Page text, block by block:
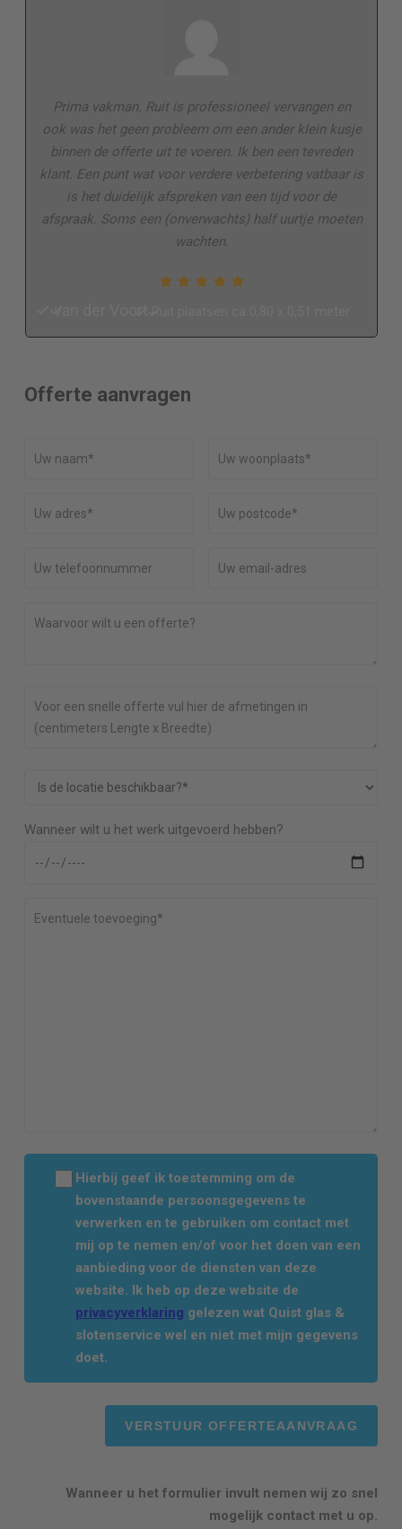
Prima vakman. Ruit is professioneel vervangen en
ook was het geen probleem om een ander klein kusje
binnen de offerte uit te voeren. Ik ben een tevreden
klant. Een punt wat voor verdere verbetering vatbaar is
is het duidelijk afspreken van een tijd voor de
afspraak. Soms een (onverwachts) half uurtje moeten
wachten.
Offerte aanvragen
Wanneer wilt u het werk uitgevoerd hebben?
Hierbij geef ik toestemming om de
bovenstaande persoonsgegevens te
verwerken en te gebruiken om contact met
mij op te nemen en/of voor het doen van een
aanbieding voor de diensten van deze
website. Ik heb op deze website de
privacyverklaring gelezen wat Quist glas &
slotenservice wel en niet met mijn gegevens
doet.
Wanneer u het formulier invult nemen wij zo snel
mogelijk contact met u op.